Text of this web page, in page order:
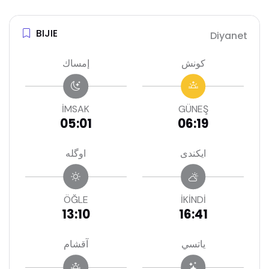
BIJIE Diyanet
إمساك
İMSAK
05:01
كونش
GÜNEŞ
06:19
اوگله
ÖĞLE
13:10
ايكندى
İKİNDİ
16:41
آقشام ياتسي